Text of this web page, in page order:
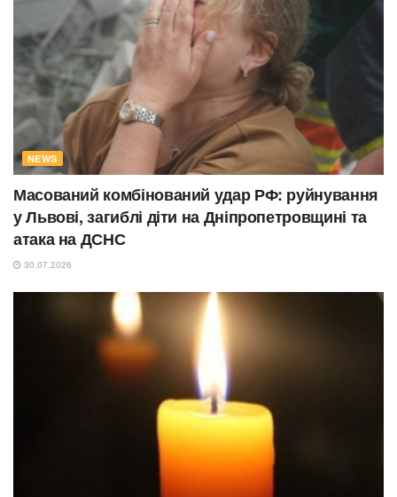
NEWS
Масований комбінований удар РФ: руйнування
у Львові, загиблі діти на Дніпропетровщині та
атака на ДСНС
30.07.2026